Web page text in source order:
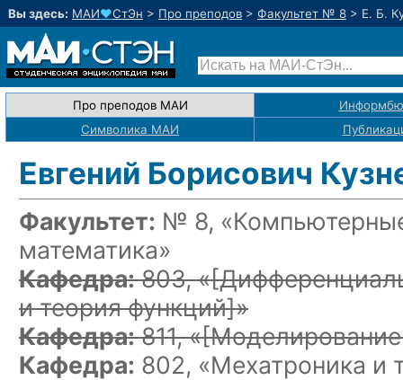
Вы здесь: МАИ♥СтЭн > Про преподов > Факультет № 8 > Е. Б.
Про преподов МАИ
Символика МАИ
Евгений Борисович
Факультет: № 8,
математика»
Кафедра:803, «
и теория функций]»
Кафедра:811, «
Кафедра: 802, «Мехатроника и